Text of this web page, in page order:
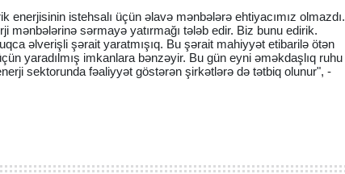
enerjisinin istehsalı üçün əlavə mənbələrə ehtiyacımız olmazdı.
mənbələrinə sərmayə yatırmağı tələb edir. Biz bunu edirik.
əlverişli şərait yaratmışıq. Bu şərait mahiyyət etibarilə ötən
yaradılmış imkanlara bənzəyir. Bu gün eyni əməkdaşlıq ruhu
sektorunda fəaliyyət göstərən şirkətlərə də tətbiq olunur", -